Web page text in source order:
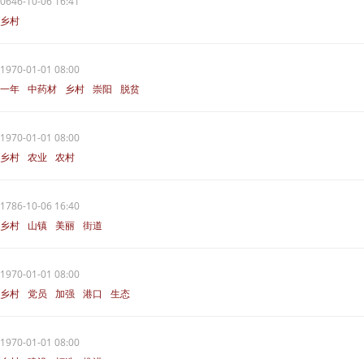
乡村
1970-01-01 08:00
一年 中药材 乡村 崇阳 脱贫
1970-01-01 08:00
乡村 农业 农村
1786-10-06 16:40
乡村
山镇 美丽 街道
1970-01-01 08:00
乡村 党员 加强 港口 生态
1970-01-01 08:00